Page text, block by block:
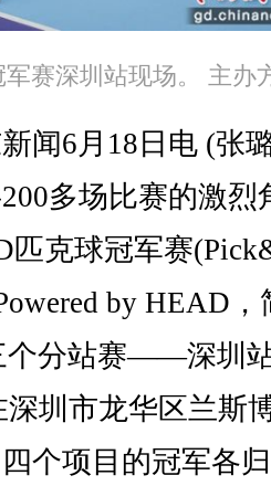
赛深圳站现场。 主办
6月18日电 (张
多场比赛的激烈
匹克球冠军赛
by HEAD，
个分站赛——深圳
深圳市龙华区兰斯
个项目的冠军各